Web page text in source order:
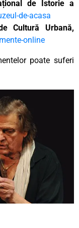
de Istorie a
de-acasa
Cultură Urbană,
online
poate suferi